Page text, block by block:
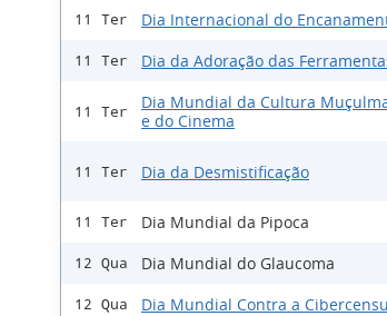
11 Ter Dia Internacional do
11 Ter Dia da Adoração das
11 Ter
Dia Mundial da Cultura
e do Cinema
11 Ter Dia da Desmistificação
11 Ter Dia Mundial da Pipoca
12 Qua Dia Mundial do Glaucoma
12 Qua Dia Mundial Contra a